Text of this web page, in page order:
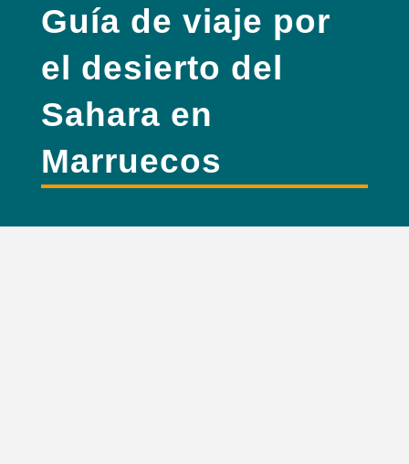
Guía de viaje por
el desierto del
Sahara en
Marruecos